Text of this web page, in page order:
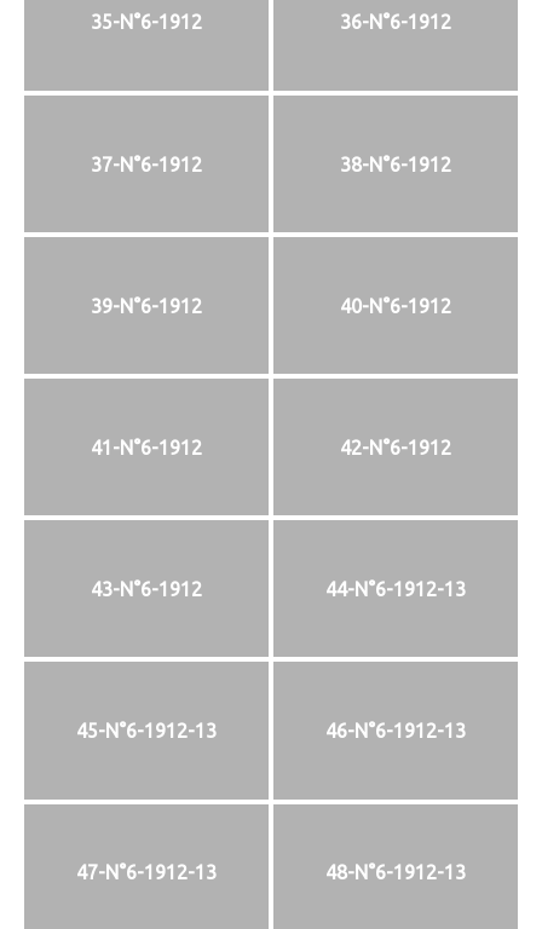
35-N°6-1912 36-N°6-1912
37-N°6-1912 38-N°6-1912
39-N°6-1912 40-N°6-1912
41-N°6-1912 42-N°6-1912
43-N°6-1912 44-N°6-1912-13
45-N°6-1912-13 46-N°6-1912-13
47-N°6-1912-13 48-N°6-1912-13